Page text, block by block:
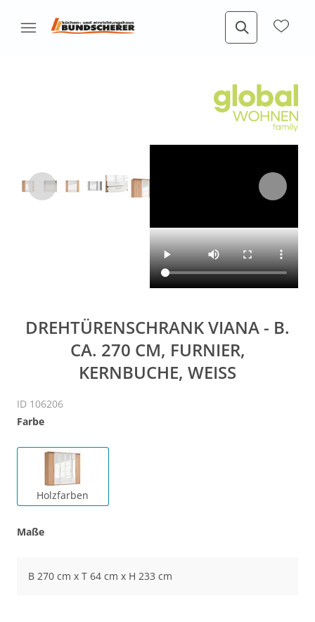
DREHTÜRENSCHRANK VIANA - B.
CA. 270 CM, FURNIER,
KERNBUCHE, WEISS
ID 106206
Farbe
Holzfarben
Maße
B 270 cm x T 64 cm x H 233 cm